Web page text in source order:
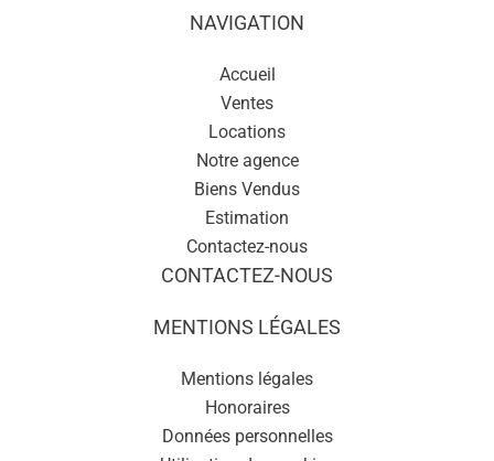
NAVIGATION
Accueil
Ventes
Locations
Notre agence
Biens Vendus
Estimation
Contactez-nous
CONTACTEZ-NOUS
MENTIONS LÉGALES
Mentions légales
Honoraires
Données personnelles